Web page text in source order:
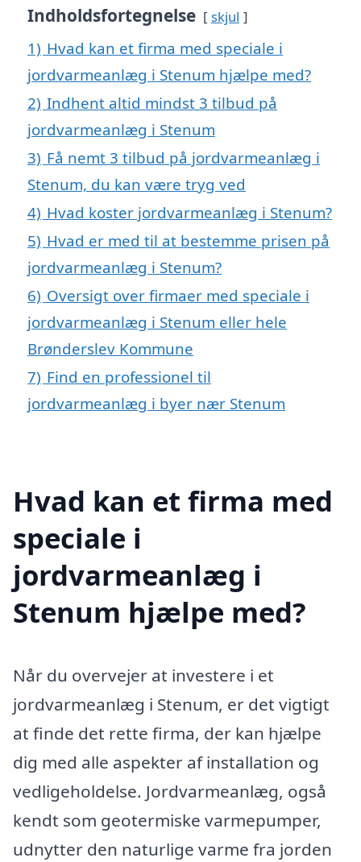
Indholdsfortegnelse skjul
1) Hvad kan et firma med speciale i
jordvarmeanlæg i Stenum hjælpe med?
2) Indhent altid mindst 3 tilbud på
jordvarmeanlæg i Stenum
3) Få nemt 3 tilbud på jordvarmeanlæg i
Stenum, du kan være tryg ved
4) Hvad koster jordvarmeanlæg i Stenum?
5) Hvad er med til at bestemme prisen på
jordvarmeanlæg i Stenum?
6) Oversigt over firmaer med speciale i
jordvarmeanlæg i Stenum eller hele
Brønderslev Kommune
7) Find en professionel til
jordvarmeanlæg i byer nær Stenum
Hvad kan et firma med
speciale i
jordvarmeanlæg i
Stenum hjælpe med?
Når du overvejer at investere i et
jordvarmeanlæg i Stenum, er det vigtigt
at finde det rette firma, der kan hjælpe
dig med alle aspekter af installation og
vedligeholdelse. Jordvarmeanlæg, også
kendt som geotermiske varmepumper,
udnytter den naturlige varme fra jorden